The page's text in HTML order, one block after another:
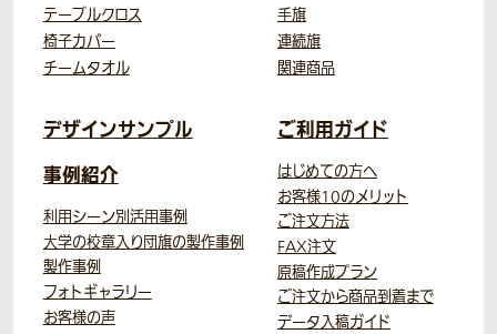
テーブルクロス
椅子カバー
チームタオル
手旗
連続旗
関連商品
デザインサンプル
事例紹介
利用シーン別活用事例
大学の校章入り団旗の製作事例
製作事例
フォトギャラリー
お客様の声
ご利用ガイド
はじめての方へ
お客様10のメリット
ご注文方法
FAX注文
原稿作成プラン
ご注文から商品到着まで
データ入稿ガイド